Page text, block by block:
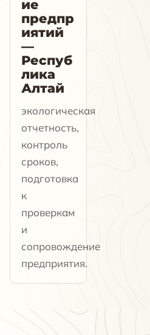
ие
предпр
иятий
—
Респуб
лика
Алтай
экологическая
отчетность,
контроль
сроков,
подготовка
к
проверкам
и
сопровождение
предприятия.